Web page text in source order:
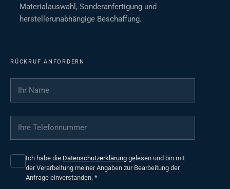
Materialauswahl, Sonderanfertigung und
herstellerunabhängige Beschaffung.
RÜCKRUF ANFORDERN
Ihr Name
Ihre Telefonnummer
Ich habe die Datenschutzerklärung gelesen und bin mit
der Verarbeitung meiner Angaben zur Bearbeitung der
Anfrage einverstanden. *